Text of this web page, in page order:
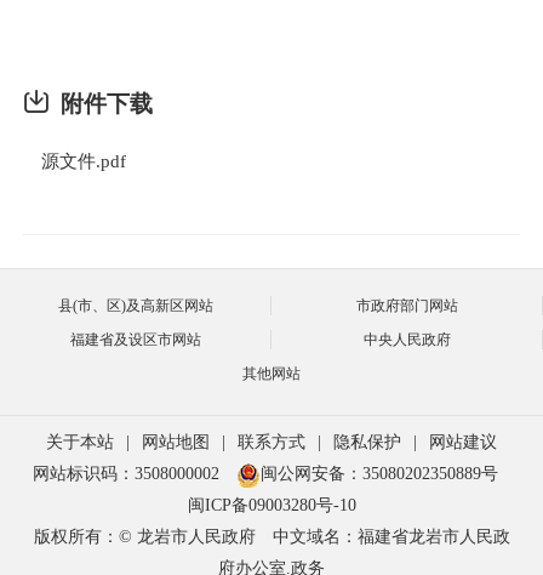
附件下载
源文件.pdf
县(市、区)及高新区网站
市政府部门网站
福建省及设区市网站
中央人民政府
其他网站
关于本站 网站地图 联系方式 隐私保护
网站建议
网站标识码：3508000002
闽公网安备：35080202350889号
闽ICP备09003280号-10
版权所有：© 龙岩市人民政府
中文域名：福建省龙岩市人民政
府办公室.政务